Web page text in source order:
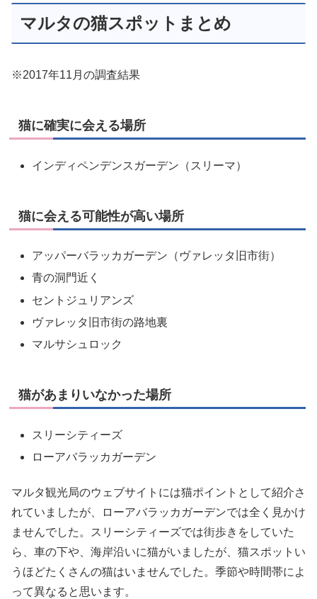
マルタの猫スポットまとめ
※2017年11月の調査結果
猫に確実に会える場所
インディペンデンスガーデン（スリーマ）
猫に会える可能性が高い場所
アッパーバラッカガーデン（ヴァレッタ旧市街）
青の洞門近く
セントジュリアンズ
ヴァレッタ旧市街の路地裏
マルサシュロック
猫があまりいなかった場所
スリーシティーズ
ローアバラッカガーデン
マルタ観光局のウェブサイトには猫ポイントとして紹介さ
れていましたが、ローアバラッカガーデンでは全く見かけ
ませんでした。スリーシティーズでは街歩きをしていた
ら、車の下や、海岸沿いに猫がいましたが、猫スポットい
うほどたくさんの猫はいませんでした。季節や時間帯によ
って異なると思います。